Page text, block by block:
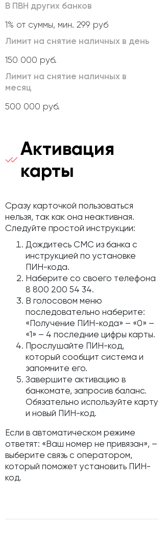
В ПВН других банков
1% от суммы, мин. 299 руб
Лимит на снятие наличных в день
150 000 руб.
Лимит на снятие наличных в
месяц
500 000 руб.
Активация
карты
Сразу карточкой пользоваться
нельзя, так как она неактивная.
Следуйте простой инструкции:
Дождитесь СМС из банка с
инструкцией по установке
ПИН-кода.
Наберите со своего телефона
8 800 200 54 34.
В голосовом меню
последовательно наберите:
«Получение ПИН-кода» – «0» –
«1» – 4 последние цифры карты.
Прослушайте ПИН-код,
который сообщит система и
запомните его.
Завершите активацию в
банкомате, запросив баланс.
Обязательно используйте карту
и новый ПИН-код.
Если в автоматическом режиме
ответят: «Ваш номер не привязан», –
выберите связь с оператором,
который поможет установить ПИН-
код.